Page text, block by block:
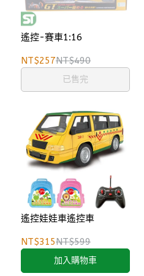
遙控-賽車1:16
NT$257NT$490
已售完
遙控娃娃車遙控車
NT$315NT$599
加入購物車